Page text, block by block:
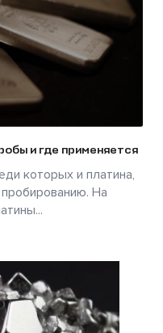
и где применяется
которых и платина,
На